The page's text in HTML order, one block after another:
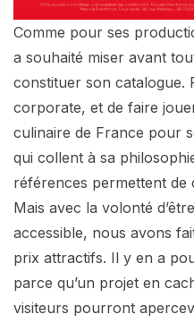
Comme pour ses
a souhaité miser avant
constituer son catalogue.
corporate, et de faire
culinaire de France pour
qui collent à sa
références permettent de
Mais avec la volonté
accessible, nous avons
prix attractifs. Il y en a
parce qu’un projet en
visiteurs pourront